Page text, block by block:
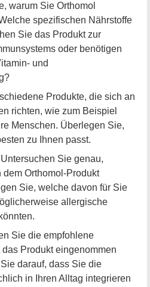
warum Sie Orthomol
spezifischen Nährstoffe
Sie das Produkt zur
oder benötigen
und
Produkte, die sich an
richten, wie zum Beispiel
Menschen. Überlegen Sie,
zu Ihnen passt.
Untersuchen Sie genau,
Orthomol-Produkt
Sie, welche davon für Sie
allergische
Sie die empfohlene
Produkt eingenommen
darauf, dass Sie die
in Ihren Alltag integrieren